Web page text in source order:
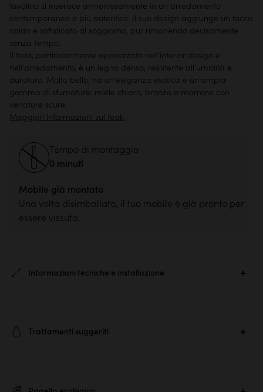
tavolino si inserisce armoniosamente in un arredamento
contemporaneo o più autentico. Il suo design aggiunge un tocco
caldo e sofisticato al soggiorno, pur rimanendo decisamente
senza tempo.
Il teak, particolarmente apprezzato nell'interior design e
nell'arredamento, è un legno denso, resistente all'umidità e
duraturo. Molto bello, ha un'eleganza esotica e un'ampia
gamma di sfumature: miele chiaro, bronzo o marrone con
venature scure.
Maggiori informazioni sul teak.
Tempo di montaggio
0 minuti
Mobile già montato
Una volta disimballato, il tuo mobile è già pronto per
essere vissuto.
Informazioni tecniche e installazione
Peso del prodotto :
Trattamenti suggeriti